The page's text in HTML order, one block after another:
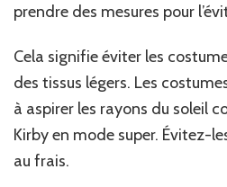
prendre des mesures pour
Cela signifie éviter les
des tissus légers. Les
à aspirer les rayons du soleil
Kirby en mode super. Évitez-
au frais.